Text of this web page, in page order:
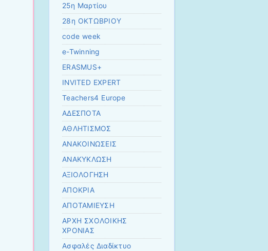
25η Μαρτίου
28η ΟΚΤΩΒΡΙΟΥ
code week
e-Twinning
ERASMUS+
INVITED EXPERT
Teachers4 Europe
ΑΔΕΣΠΟΤΑ
ΑΘΛΗΤΙΣΜΟΣ
ΑΝΑΚΟΙΝΩΣΕΙΣ
ΑΝΑΚΥΚΛΩΣΗ
ΑΞΙΟΛΟΓΗΣΗ
ΑΠΟΚΡΙΑ
ΑΠΟΤΑΜΙΕΥΣΗ
ΑΡΧΗ ΣΧΟΛΟΙΚΗΣ
ΧΡΟΝΙΑΣ
Ασφαλές Διαδίκτυο